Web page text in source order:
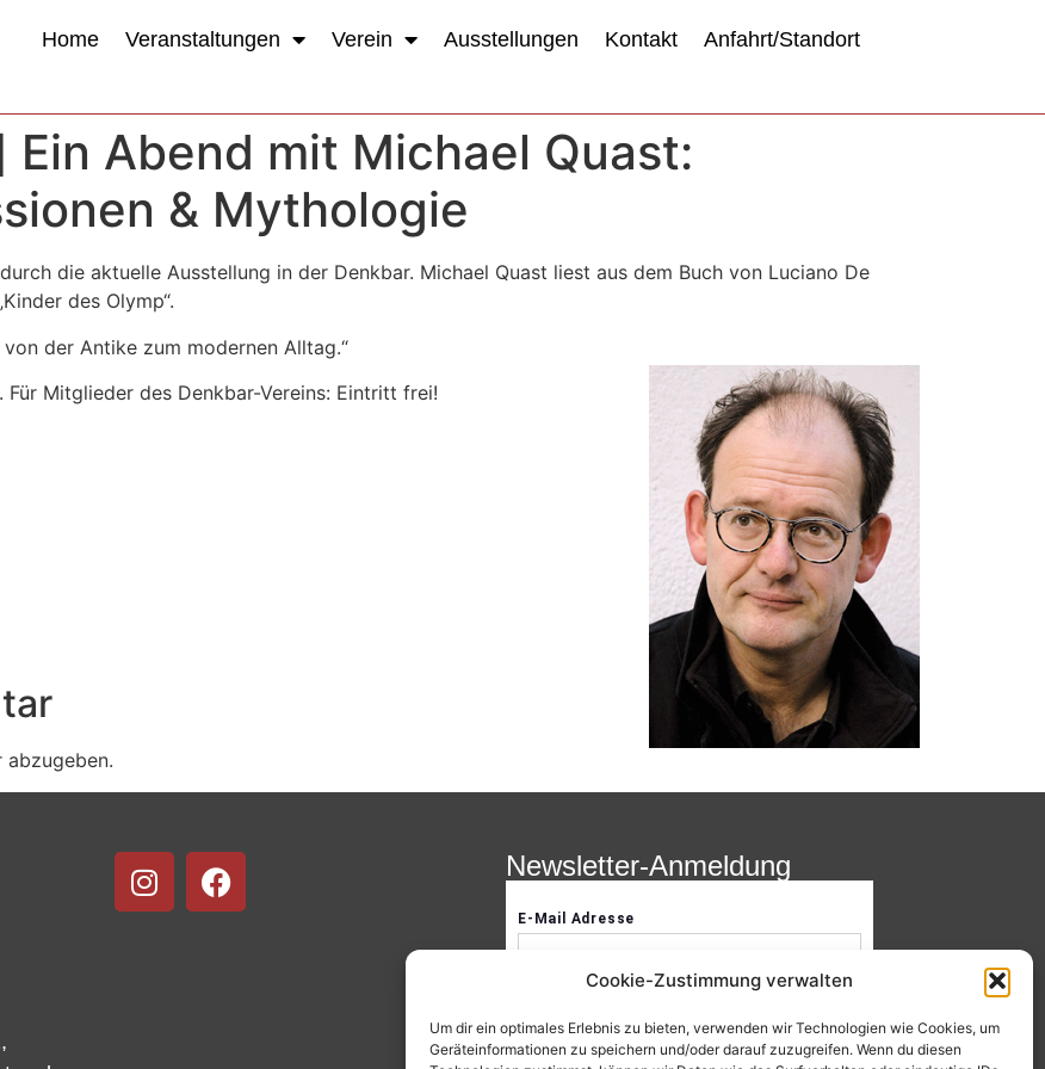
Cookie-Zustimmung verwalten
Um dir ein optimales Erlebnis zu bieten, verwenden wir Technologien wie Cookies, um
Geräteinformationen zu speichern und/oder darauf zuzugreifen. Wenn du diesen
Home Veranstaltungen Verein Ausstellungen Kontakt Anfahrt/Standort
Ein Abend mit Michael Quast:
& Mythologie
die aktuelle Ausstellung in der Denkbar. Michael Quast liest aus dem Buch von Luciano De
des Olymp“.
der Antike zum modernen Alltag.“
Mitglieder des Denkbar-Vereins: Eintritt frei!
abzugeben.
Newsletter-Anmeldung